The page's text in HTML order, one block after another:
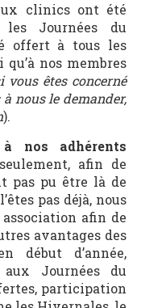
clinics ont été
Journées du
offert à tous les
nos membres
vous êtes concerné
à nous le demander,
).
à nos adhérents
seulement, afin de
pas pu être là de
pas déjà, nous
afin de
avantages des
début d’année,
Journées du
participation